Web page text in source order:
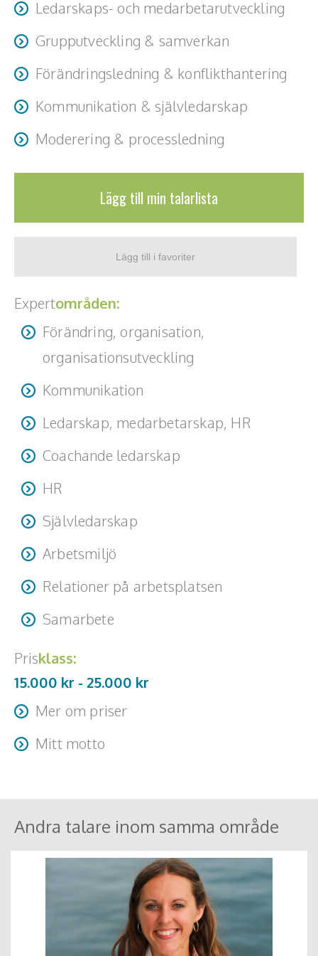
Teamwork, teambuilding, relationer
Vård, omsorg, beroende
Kända personer
Företagsledare
Författare
Idrottare och äventyrare
Kända musiker
Skådespelare
Alla ämnen
Ledarskaps- och medarbetarutveckling
Grupputveckling & samverkan
Förändringsledning & konflikthantering
Kommunikation & självledarskap
Moderering & processledning
Lägg till min talarlista
Expertområden:
Förändring, organisation,
organisationsutveckling
Kommunikation
Ledarskap, medarbetarskap, HR
Coachande ledarskap
HR
Självledarskap
Arbetsmiljö
Relationer på arbetsplatsen
Samarbete
Prisklass:
15.000 kr - 25.000 kr
Mer om priser
Resa + logi tillkommer
Mitt motto
Andra talare inom samma område